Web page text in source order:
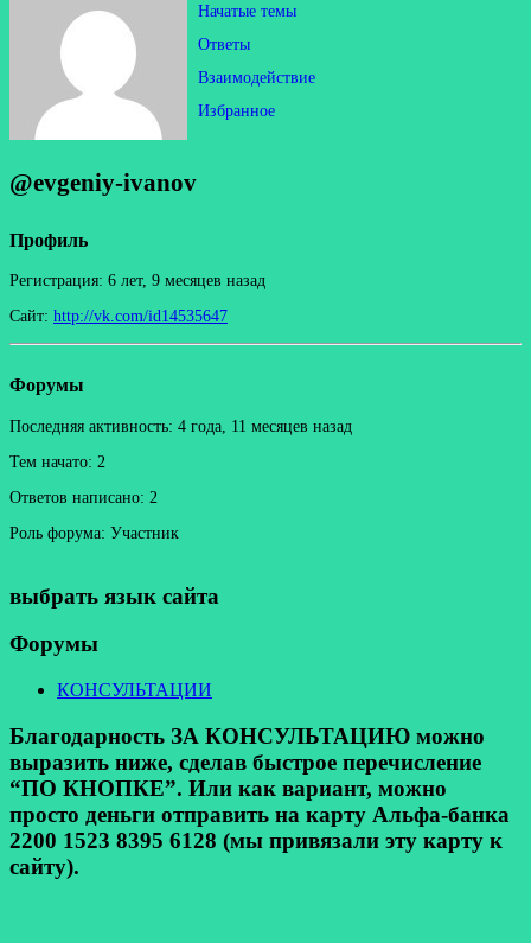
Начатые темы
Ответы
Взаимодействие
Избранное
@evgeniy-ivanov
Профиль
Регистрация: 6 лет, 9 месяцев назад
Сайт: http://vk.com/id14535647
Форумы
Последняя активность: 4 года, 11 месяцев назад
Тем начато: 2
Ответов написано: 2
Роль форума: Участник
выбрать язык сайта
Форумы
КОНСУЛЬТАЦИИ
Благодарность ЗА КОНСУЛЬТАЦИЮ можно
выразить ниже, сделав быстрое перечисление
“ПО КНОПКЕ”. Или как вариант, можно
просто деньги отправить на карту Альфа-банка
2200 1523 8395 6128 (мы привязали эту карту к
сайту).